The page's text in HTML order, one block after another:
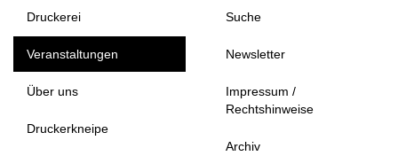
Druckerei
Veranstaltungen
Über uns
Druckerkneipe
Suche
Newsletter
Impressum /
Rechtshinweise
Archiv